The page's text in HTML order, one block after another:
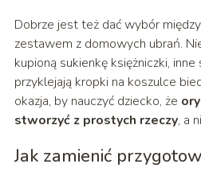
Dobrze jest też dać wybór
zestawem z domowych ubrań.
kupioną sukienkę księżniczki,
przyklejają kropki na koszulce
okazja, by nauczyć dziecko, że
stworzyć z prostych rzeczy, a
Jak zamienić